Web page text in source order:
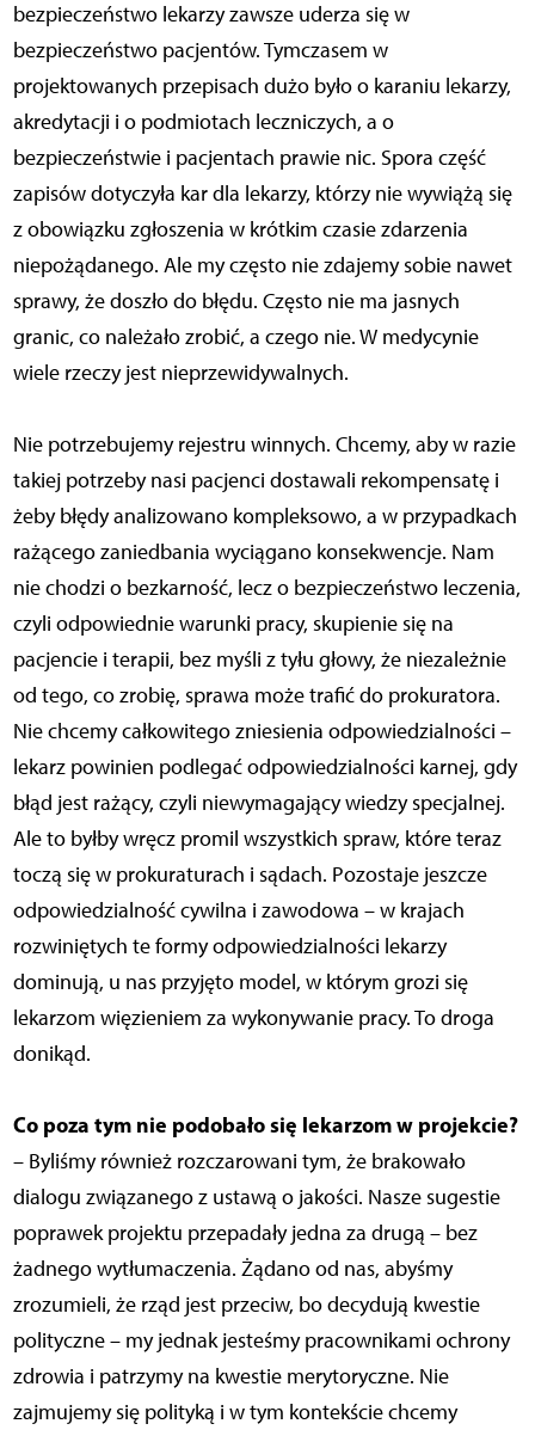
bezpieczeństwo lekarzy zawsze uderza się w
bezpieczeństwo pacjentów. Tymczasem w
projektowanych przepisach dużo było o karaniu lekarzy,
akredytacji i o podmiotach leczniczych, a o
bezpieczeństwie i pacjentach prawie nic. Spora część
zapisów dotyczyła kar dla lekarzy, którzy nie wywiążą się
z obowiązku zgłoszenia w krótkim czasie zdarzenia
niepożądanego. Ale my często nie zdajemy sobie nawet
sprawy, że doszło do błędu. Często nie ma jasnych
granic, co należało zrobić, a czego nie. W medycynie
wiele rzeczy jest nieprzewidywalnych.
Nie potrzebujemy rejestru winnych. Chcemy, aby w razie
takiej potrzeby nasi pacjenci dostawali rekompensatę i
żeby błędy analizowano kompleksowo, a w przypadkach
rażącego zaniedbania wyciągano konsekwencje. Nam
nie chodzi o bezkarność, lecz o bezpieczeństwo leczenia,
czyli odpowiednie warunki pracy, skupienie się na
pacjencie i terapii, bez myśli z tyłu głowy, że niezależnie
od tego, co zrobię, sprawa może trafić do prokuratora.
Nie chcemy całkowitego zniesienia odpowiedzialności –
lekarz powinien podlegać odpowiedzialności karnej, gdy
błąd jest rażący, czyli niewymagający wiedzy specjalnej.
Ale to byłby wręcz promil wszystkich spraw, które teraz
toczą się w prokuraturach i sądach. Pozostaje jeszcze
odpowiedzialność cywilna i zawodowa – w krajach
rozwiniętych te formy odpowiedzialności lekarzy
dominują, u nas przyjęto model, w którym grozi się
lekarzom więzieniem za wykonywanie pracy. To droga
donikąd.
Co poza tym nie podobało się lekarzom w projekcie?
– Byliśmy również rozczarowani tym, że brakowało
dialogu związanego z ustawą o jakości. Nasze sugestie
poprawek projektu przepadały jedna za drugą – bez
żadnego wytłumaczenia. Żądano od nas, abyśmy
zrozumieli, że rząd jest przeciw, bo decydują kwestie
polityczne – my jednak jesteśmy pracownikami ochrony
zdrowia i patrzymy na kwestie merytoryczne. Nie
zajmujemy się polityką i w tym kontekście chcemy